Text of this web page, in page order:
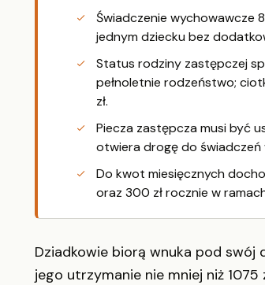
Świadczenie wychowawcze
jednym dziecku bez
Status rodziny zastępczej
pełnoletnie rodzeństwo;
zł.
Piecza zastępcza musi być
otwiera drogę do
Do kwot miesięcznych
oraz 300 zł rocznie w
Dziadkowie biorą wnuka pod swój
jego utrzymanie nie mniej niż